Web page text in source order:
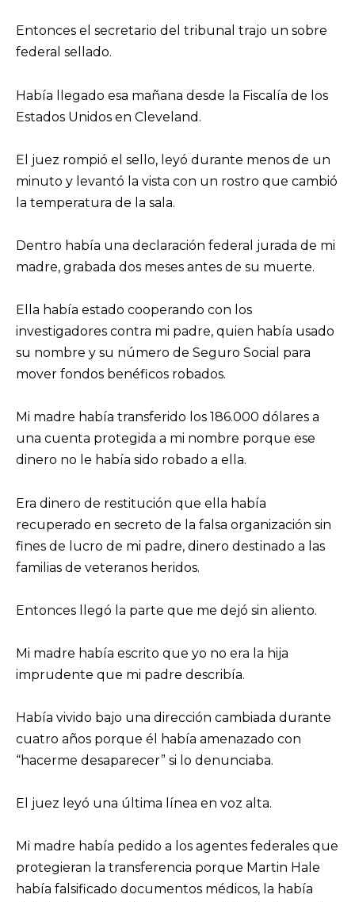
Entonces el secretario del tribunal trajo un sobre
federal sellado.
Había llegado esa mañana desde la Fiscalía de los
Estados Unidos en Cleveland.
El juez rompió el sello, leyó durante menos de un
minuto y levantó la vista con un rostro que cambió
la temperatura de la sala.
Dentro había una declaración federal jurada de mi
madre, grabada dos meses antes de su muerte.
Ella había estado cooperando con los
investigadores contra mi padre, quien había usado
su nombre y su número de Seguro Social para
mover fondos benéficos robados.
Mi madre había transferido los 186.000 dólares a
una cuenta protegida a mi nombre porque ese
dinero no le había sido robado a ella.
Era dinero de restitución que ella había
recuperado en secreto de la falsa organización sin
fines de lucro de mi padre, dinero destinado a las
familias de veteranos heridos.
Entonces llegó la parte que me dejó sin aliento.
Mi madre había escrito que yo no era la hija
imprudente que mi padre describía.
Había vivido bajo una dirección cambiada durante
cuatro años porque él había amenazado con
“hacerme desaparecer” si lo denunciaba.
El juez leyó una última línea en voz alta.
Mi madre había pedido a los agentes federales que
protegieran la transferencia porque Martin Hale
había falsificado documentos médicos, la había